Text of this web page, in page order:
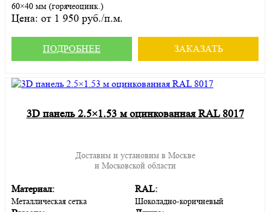
60×40 мм (горячеоцинк.)
Цена: от 1 950 руб./п.м.
ПОДРОБНЕЕ ЗАКАЗАТЬ
3D панель 2.5×1.53 м оцинкованная RAL 8017
Доставим и установим в Москве
и Московской области
Материал:
Металлическая сетка
RAL:
Шоколадно-коричневый